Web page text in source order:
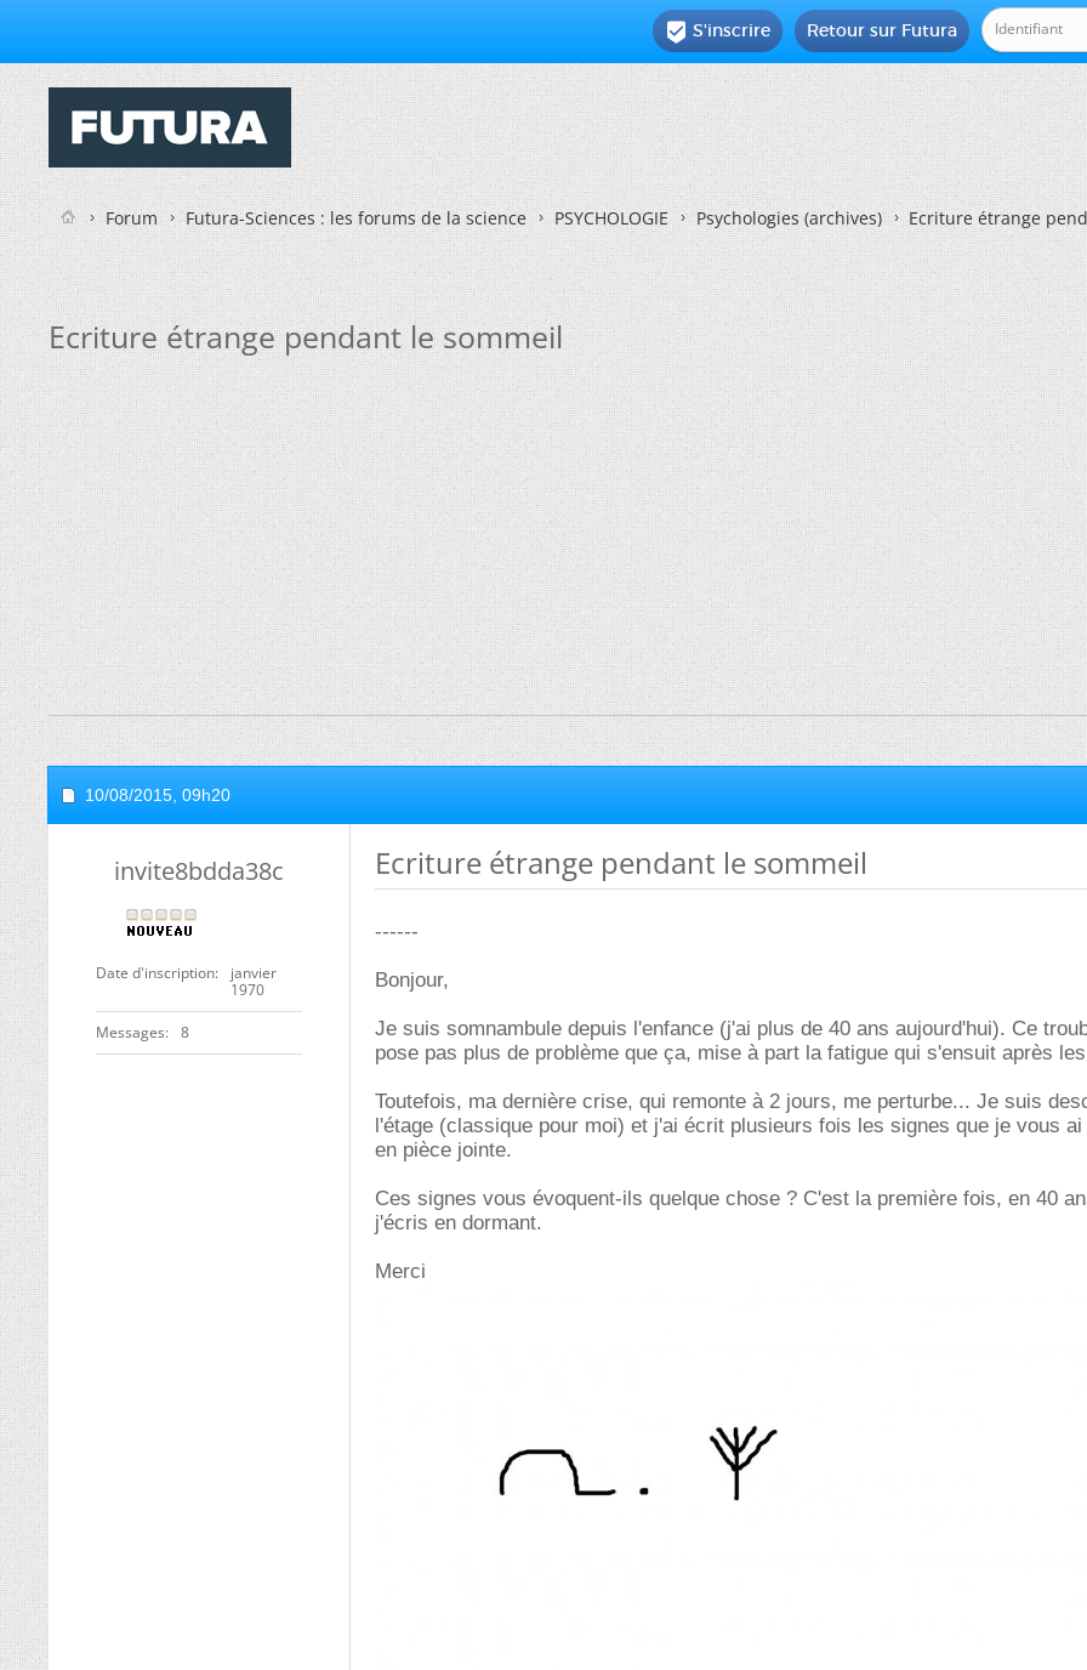
Retour sur Futura
 S'inscrire
Forum Futura-Sciences : les forums de la science PSYCHOLOGIE Psychologies (archives) Ecriture étrange
Ecriture étrange pendant le sommeil
10/08/2015, 09h20
invite8bdda38c
Date d'inscription
janvier
1970
Messages 8
Ecriture étrange pendant le sommeil
------
Bonjour,
Je suis somnambule depuis l'enfance (j'ai plus de 40 ans aujourd'hui). Ce
pose pas plus de problème que ça, mise à part la fatigue qui s'ensuit après
Toutefois, ma dernière crise, qui remonte à 2 jours, me perturbe... Je suis
l'étage (classique pour moi) et j'ai écrit plusieurs fois les signes que je vous
en pièce jointe.
Ces signes vous évoquent-ils quelque chose ? C'est la première fois, en 40
j'écris en dormant.
Merci